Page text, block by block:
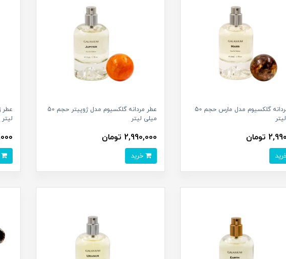
عطر مردانه گلکسیوم مدل مارس حجم 50
تومان
عطر مردانه گلکسیوم مدل ژوپیتر حجم 50
میلی لیتر
2,990,000 تومان
خرید
لیتر
خرید